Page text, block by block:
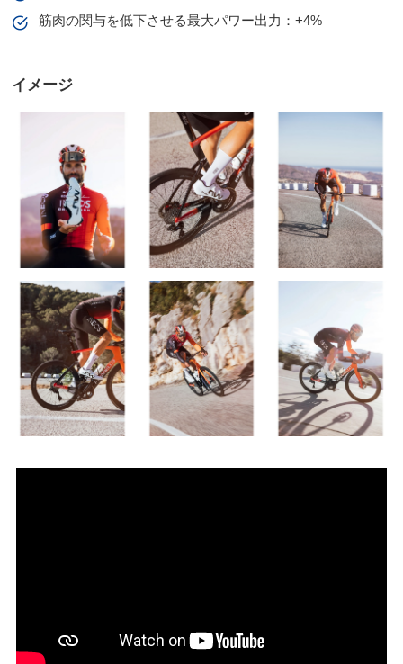
筋肉の関与を低下させる最大パワー出力：+4%
イメージ